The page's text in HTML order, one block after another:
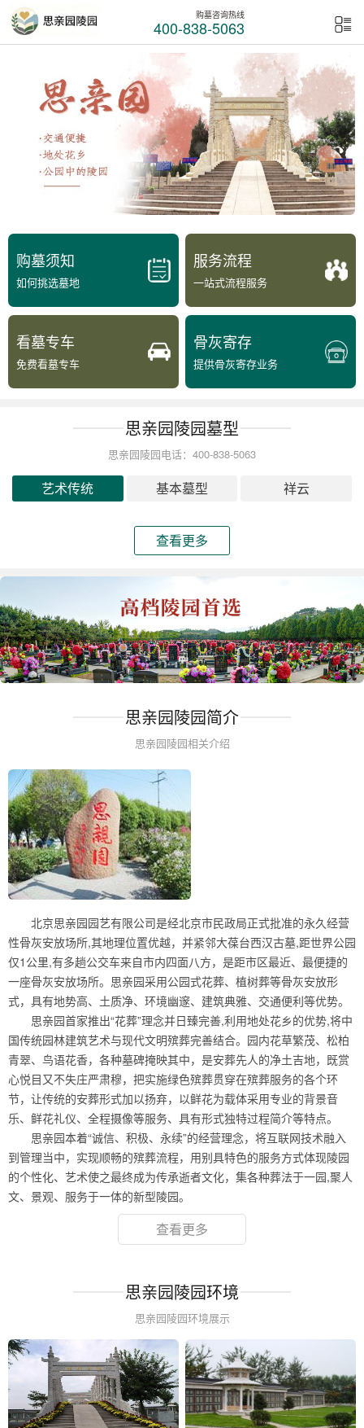
购墓咨询热线
400-838-5063
购墓须知
如何挑选墓地
服务流程
一站式流程服务
看墓专车
免费看墓专车
骨灰寄存
提供骨灰寄存业务
思亲园陵园墓型
思亲园陵园电话：400-838-5063
艺术传统 基本墓型 祥云
查看更多
思亲园陵园简介
思亲园陵园相关介绍
北京思亲园园艺有限公司是经北京市民政局正式批准的永久经营
性骨灰安放场所,其地理位置优越，并紧邻大葆台西汉古墓,距世界公园
仅1公里,有多趟公交车来自市内四面八方，是距市区最近、最便捷的
一座骨灰安放场所。思亲园采用公园式花葬、植树葬等骨灰安放形
式，具有地势高、土质净、环境幽邃、建筑典雅、交通便利等优势。
思亲园首家推出“花葬”理念并日臻完善,利用地处花乡的优势,将中
国传统园林建筑艺术与现代文明殡葬完善结合。园内花草繁茂、松柏
青翠、鸟语花香，各种墓碑掩映其中，是安葬先人的净土吉地，既赏
心悦目又不失庄严肃穆，把实施绿色殡葬贯穿在殡葬服务的各个环
节，让传统的安葬形式加以扬弃，以鲜花为载体采用专业的背景音
乐、鲜花礼仪、全程摄像等服务、具有形式独特过程简介等特点。
思亲园本着“诚信、积极、永续”的经营理念，将互联网技术融入
到管理当中，实现顺畅的殡葬流程，用别具特色的服务方式体现陵园
的个性化、艺术使之最终成为传承逝者文化，集各种葬法于一园,聚人
文、景观、服务于一体的新型陵园。
查看更多
思亲园陵园环境
思亲园陵园环境展示